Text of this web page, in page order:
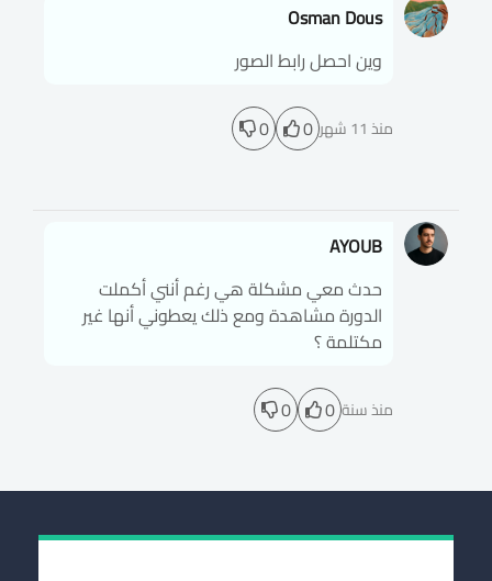
Osman Dous
وين احصل رابط الصور
منذ 11 شهر 0
0
AYOUB
حدث معي مشكلة هي رغم أنني أكملت
الدورة مشاهدة ومع ذلك يعطوني أنها غير
مكتلمة ؟
منذ سنة 0
0